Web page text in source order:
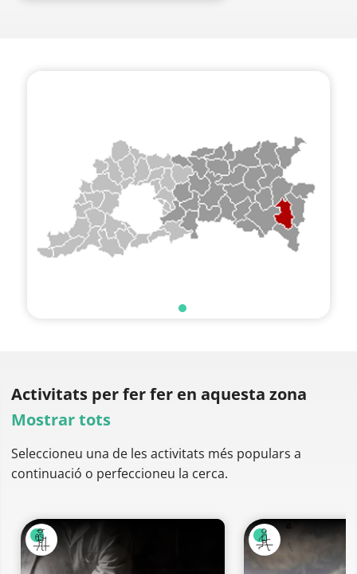
Activitats per ferfer en aquesta zona
Mostrar tots
Seleccioneu una de les activitats més populars a
continuació o perfeccioneu la cerca.